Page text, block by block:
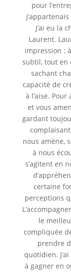
pour
J’ai eu la
Laurent.
impression :
subtil, tout en
sachant
capacité de
à l’aise.
et vous
gardant
nous amène,
à nous
s’agitent en
certaine
perceptions
le
compliquée
prendre
quotidien.
à gagner en